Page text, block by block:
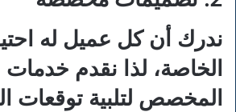
ندرك أن كل عميل له
الخاصة، لذا نقدم خدمات
المخصص لتلبية توقعات